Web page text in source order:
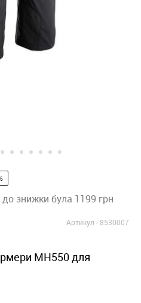
знижки була 1199 грн
Артикул -8530007